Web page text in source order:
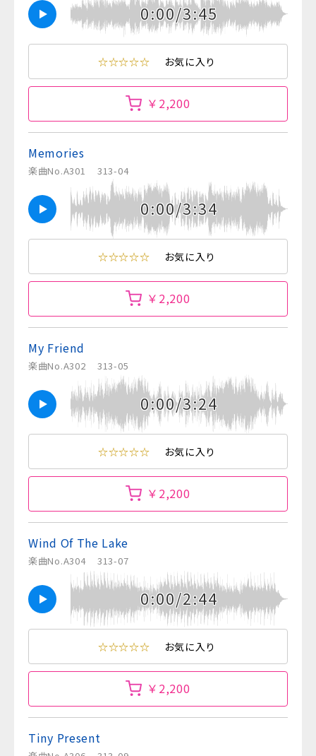
0:00/3:45
☆☆☆☆☆ お気に入り
￥2,200
Memories
楽曲No.A301 313-04
0:00/3:34
☆☆☆☆☆ お気に入り
￥2,200
My Friend
楽曲No.A302 313-05
0:00/3:24
☆☆☆☆☆ お気に入り
￥2,200
Wind Of The Lake
楽曲No.A304 313-07
0:00/2:44
☆☆☆☆☆ お気に入り
￥2,200
Tiny Present